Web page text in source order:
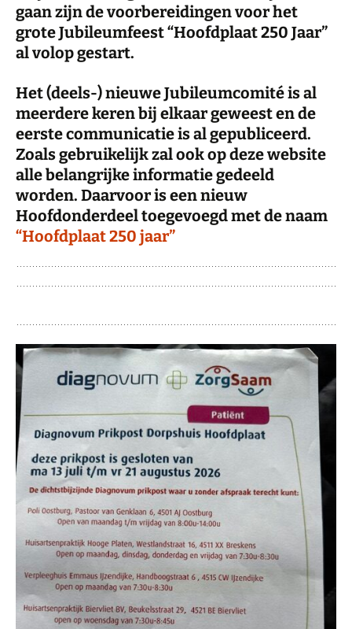
gaan zijn de voorbereidingen voor het
grote Jubileumfeest “Hoofdplaat 250 Jaar”
al volop gestart.
Het (deels-) nieuwe Jubileumcomité is al
meerdere keren bij elkaar geweest en de
eerste communicatie is al gepubliceerd.
Zoals gebruikelijk zal ook op deze website
alle belangrijke informatie gedeeld
worden. Daarvoor is een nieuw
Hoofdonderdeel toegevoegd met de naam
“Hoofdplaat 250 jaar”